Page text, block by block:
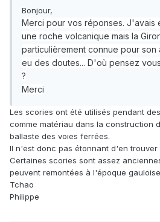
Bonjour,
Merci pour vos réponses. J'avais
une roche volcanique mais la
particulièrement connue pour
eu des doutes... D'où pensez
?
Merci
Les scories ont été utilisés pendant
comme matériau dans la construction
ballaste des voies ferrées.
Il n'est donc pas étonnant d'en trouver
Certaines scories sont assez
peuvent remontées à l'époque
Tchao
Philippe